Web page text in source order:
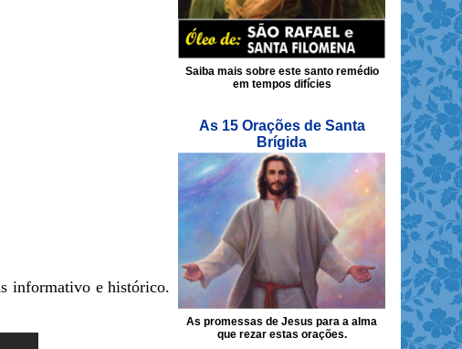
informativo e histórico.
Saiba mais sobre este santo remédio
em tempos difícies
As 15 Orações de Santa
Brígida
As promessas de Jesus para a alma
que rezar estas orações.